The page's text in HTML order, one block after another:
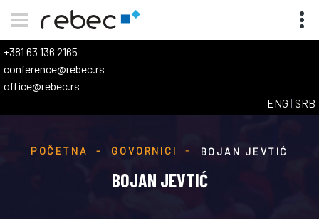
+381 63 136 2165
conference@rebec.rs
office@rebec.rs
ENG | SRB
POČETNA GOVORNICI BOJAN JEVTIĆ
BOJAN JEVTIĆ